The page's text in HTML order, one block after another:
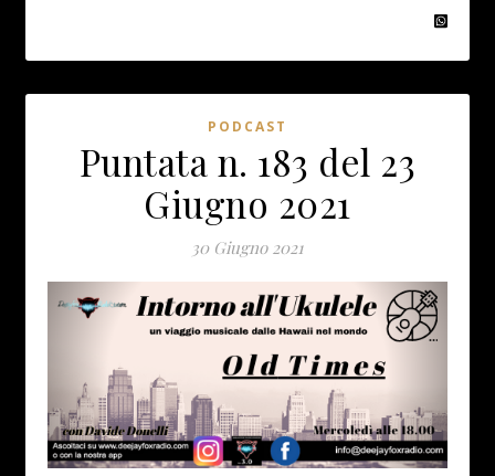
PODCAST
Puntata n. 183 del 23
Giugno 2021
30 Giugno 2021